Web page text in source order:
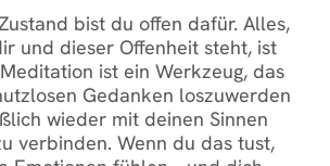
bist du offen dafür. Alles,
und dieser Offenheit steht, ist
ist ein Werkzeug, das
Gedanken loszuwerden
wieder mit deinen Sinnen
verbinden. Wenn du das tust,